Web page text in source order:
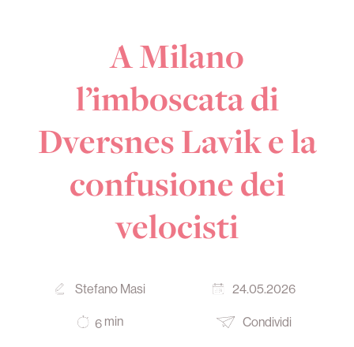
A Milano
l’imboscata di
Dversnes Lavik e la
confusione dei
velocisti
Stefano Masi 24.05.2026
6 min Condividi